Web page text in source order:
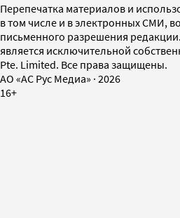
Перепечатка материалов и
в том числе и в электронных СМИ,
письменного разрешения
является исключительной
Pte. Limited. Все права защищены.
AO «АС Рус Медиа» · 2026
16+